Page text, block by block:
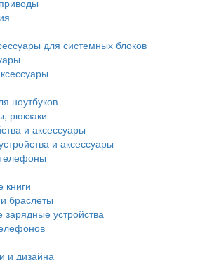
для системных блоков
ноутбуков
рюкзаки
и аксессуары
и аксессуары
книги
браслеты
зарядные устройства
и дизайна